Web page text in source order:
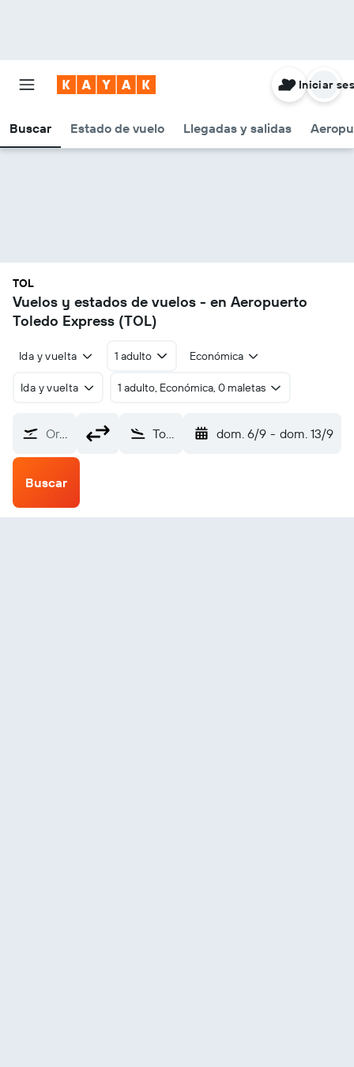
Buscar Estado de vuelo Llegadas y salidas
Iniciar
TOL
Vuelos y estados de vuelos - en Aeropuerto
Toledo Express (TOL)
Ida y vuelta 1 adulto Económica
Ida y vuelta 1 adulto, Económica, 0 maletas
Origen Toledo Express (TOL) dom. 6/9 - dom. 13/9
Buscar